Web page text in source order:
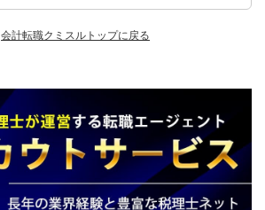
会計転職クミスルトップに戻る